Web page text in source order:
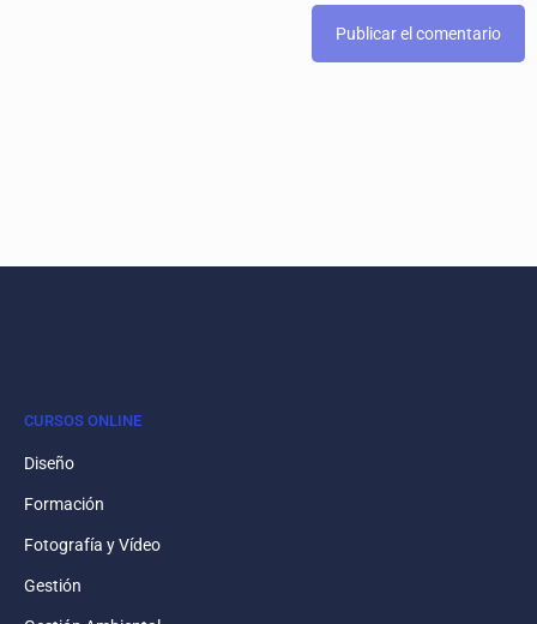
CURSOS ONLINE
Diseño
Formación
Fotografía y Vídeo
Gestión